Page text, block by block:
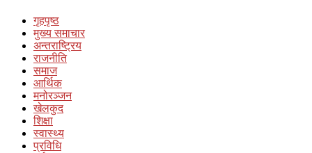
गृहपृष्ठ
मुख्य समाचार
अन्तराष्ट्रिय
राजनीति
समाज
आर्थिक
मनोरञ्जन
खेलकुद
शिक्षा
स्वास्थ्य
प्रविधि